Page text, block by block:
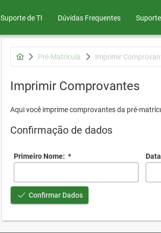
Suporte de TI Dúvidas Frequentes
Pré-Matrícula Imprimir
Imprimir Comprovantes
Aqui você imprime comprovantes da pré-
Confirmação de dados
Primeiro Nome: *
Confirmar Dados